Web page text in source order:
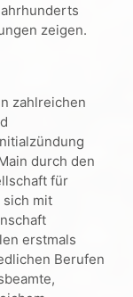
zeigen.
zahlreichen
durch den
für
sich mit
erstmals
Berufen